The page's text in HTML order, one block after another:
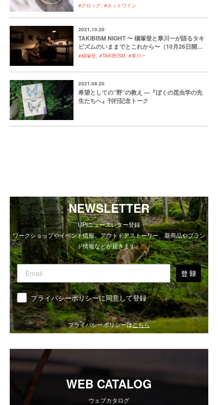
#グロッグ #ホットワイン
2021.10.20
TAKIBISM NIGHT 〜 槇塚登と寒川一が語るタキ
ビズムのいままでとこれから〜（10月26日開
催）
#槇塚登 #TAKIBISM #寒川一
2021.08.20
希望としての”野”の教え —『ぼくの昆虫学の先
生たちへ』刊行記念トーク
NEWSLETTER
UPIニュースレター登録
ワークショップやイベント情報、アウトドアストーリー、新商品やブラン
ド情報などが届きます。
登 録
同意 プライバシーポリシーに同意して登録
プライバシーポリシーはこちら
WEB CATALOG
ウェブカタログ